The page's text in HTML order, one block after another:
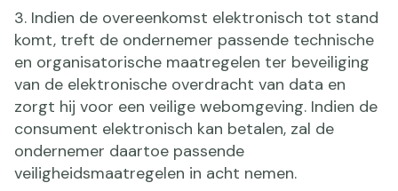
3. Indien de overeenkomst elektronisch tot stand
komt, treft de ondernemer passende technische
en organisatorische maatregelen ter beveiliging
van de elektronische overdracht van data en
zorgt hij voor een veilige webomgeving. Indien de
consument elektronisch kan betalen, zal de
ondernemer daartoe passende
veiligheidsmaatregelen in acht nemen.